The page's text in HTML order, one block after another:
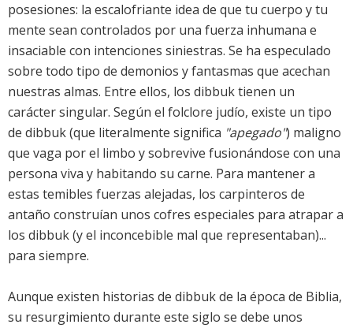
posesiones: la escalofriante idea de que tu cuerpo y tu
mente sean controlados por una fuerza inhumana e
insaciable con intenciones siniestras. Se ha especulado
sobre todo tipo de demonios y fantasmas que acechan
nuestras almas. Entre ellos, los dibbuk tienen un
carácter singular. Según el folclore judío, existe un tipo
de dibbuk (que literalmente significa "apegado") maligno
que vaga por el limbo y sobrevive fusionándose con una
persona viva y habitando su carne. Para mantener a
estas temibles fuerzas alejadas, los carpinteros de
antaño construían unos cofres especiales para atrapar a
los dibbuk (y el inconcebible mal que representaban)...
para siempre.
Aunque existen historias de dibbuk de la época de Biblia,
su resurgimiento durante este siglo se debe unos